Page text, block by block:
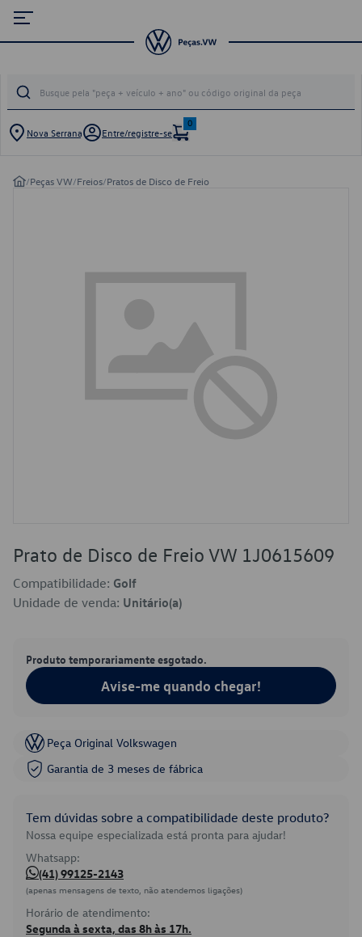
Nova Serrana Entre/registre-se
0
/Peças VW/Freios/Pratos de Disco de Freio
Prato de Disco de Freio VW 1J0615609
Compatibilidade: Golf
Unidade de venda: Unitário(a)
Produto temporariamente esgotado.
Avise-me quando chegar!
Peça Original Volkswagen
Garantia de 3 meses de fábrica
Tem dúvidas sobre a compatibilidade deste produto?
Nossa equipe especializada está pronta para ajudar!
Whatsapp:
(41) 99125-2143
(apenas mensagens de texto, não atendemos ligações)
Horário de atendimento:
Segunda à sexta, das 8h às 17h.